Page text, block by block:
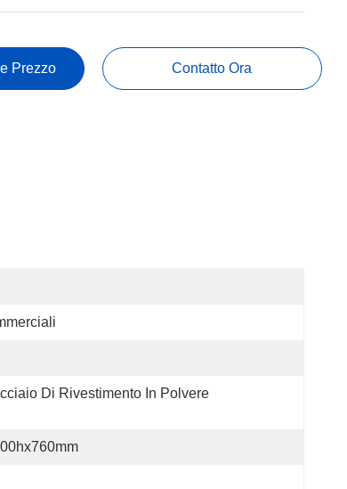
Prezzo Contatto Ora
Di Rivestimento In Polvere